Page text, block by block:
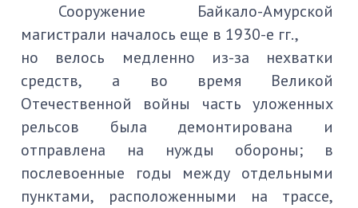
Сооружение Байкало-Амурской
магистрали началось еще в 1930-е гг.,
но велось медленно из-за нехватки
средств, а во время Великой
Отечественной войны часть уложенных
рельсов была демонтирована и
отправлена на нужды обороны; в
послевоенные годы между отдельными
пунктами, расположенными на трассе,